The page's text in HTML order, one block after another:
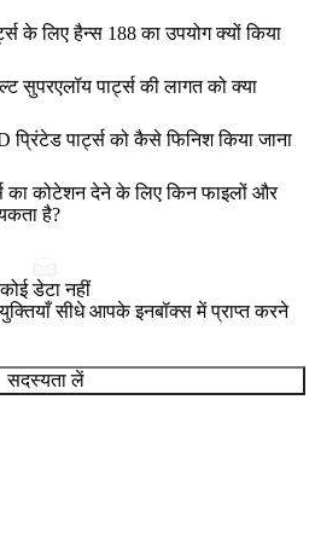
के लिए हैन्स 188 का उपयोग क्यों किया
सुपरएलॉय पार्ट्स की लागत को क्या
प्रिंटेड पार्ट्स को कैसे फिनिश किया जाना
का कोटेशन देने के लिए किन फाइलों और
है?
कोई डेटा नहीं
युक्तियाँ सीधे आपके इनबॉक्स में प्राप्त करने
सदस्यता लें